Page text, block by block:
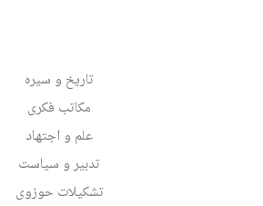
تاریخ و سیره
مکاتب فکری
علم و اجتهاد
تدبیر و سیاست
تشکیلات حوزوی